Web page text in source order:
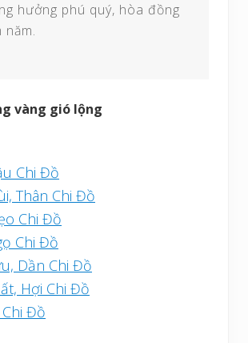
hưởng phú quý, hòa đồng
năm.
vàng gió lộng
Chi Đồ
Thân Chi Đồ
Chi Đồ
Chi Đồ
Dần Chi Đồ
Hợi Chi Đồ
Chi Đồ